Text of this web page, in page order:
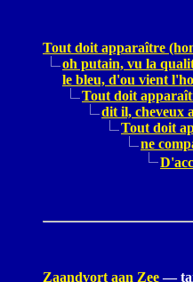
Tout doit apparaître
oh putain, vu la
le bleu, d'ou vient
Tout doit
dit il, cheveux
Tout doit
ne
Zaandvort aan Zee —